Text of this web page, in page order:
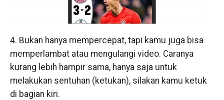
4. Bukan hanya mempercepat, tapi kamu juga bisa
memperlambat atau mengulangi video. Caranya
kurang lebih hampir sama, hanya saja untuk
melakukan sentuhan (ketukan), silakan kamu ketuk
di bagian kiri.